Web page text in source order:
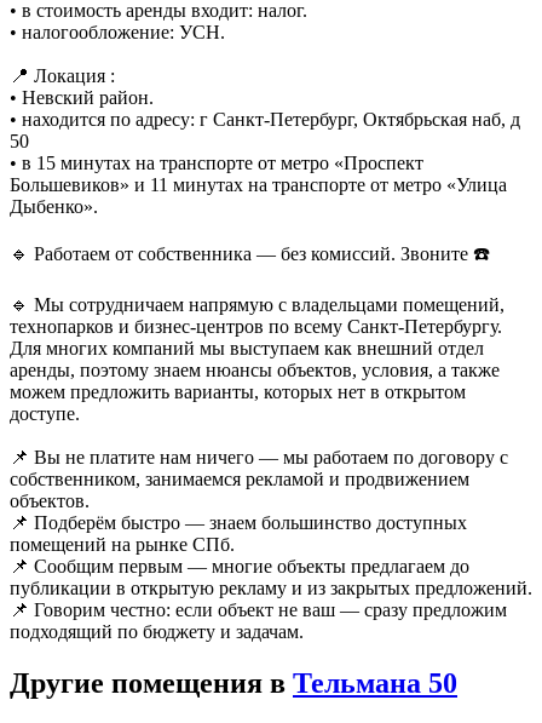
• в стоимость аренды входит: налог.
• налогообложение: УСН.
📍 Локация :
• Невский район.
• находится по адресу: г Санкт-Петербург, Октябрьская наб, д
50
• в 15 минутах на транспорте от метро «Проспект
Большевиков» и 11 минутах на транспорте от метро «Улица
Дыбенко».
🔹 Работаем от собственника — без комиссий. Звоните ☎️
🔹 Мы сотрудничаем напрямую с владельцами помещений,
технопарков и бизнес-центров по всему Санкт-Петербургу.
Для многих компаний мы выступаем как внешний отдел
аренды, поэтому знаем нюансы объектов, условия, а также
можем предложить варианты, которых нет в открытом
доступе.
📌 Вы не платите нам ничего — мы работаем по договору с
собственником, занимаемся рекламой и продвижением
объектов.
📌 Подберём быстро — знаем большинство доступных
помещений на рынке СПб.
📌 Сообщим первым — многие объекты предлагаем до
публикации в открытую рекламу и из закрытых предложений.
📌 Говорим честно: если объект не ваш — сразу предложим
подходящий по бюджету и задачам.
Другие помещения в Тельмана 50